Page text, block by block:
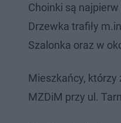
Choinki są
Drzewka trafiły
Szalonka oraz w
Mieszkańcy, którzy
MZDiM przy ul.